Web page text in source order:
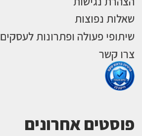
שאלות נפוצות
שיתופי פעולה ופתרונות לעסקים
צרו קשר
פוסטים אחרונים